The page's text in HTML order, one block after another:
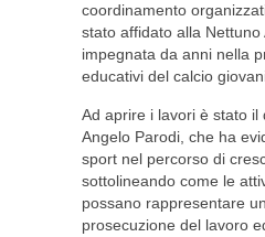
coordinamento
stato affidato alla Nettuno
impegnata da anni nella
educativi del calcio
Ad aprire i lavori è stato il
Angelo Parodi, che ha
sport nel percorso di
sottolineando come le
possano rappresentare
prosecuzione del lavoro